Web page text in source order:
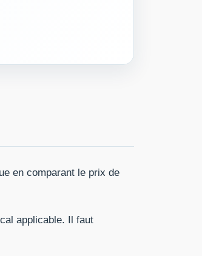
en comparant le prix de
applicable. Il faut